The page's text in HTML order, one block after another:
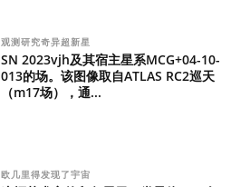
观测研究奇异超新星
SN 2023vjh及其宿主星系MCG+04-10-
013的场。该图像取自ATLAS RC2巡天
（m17场），通...
欧几里得发现了宇宙